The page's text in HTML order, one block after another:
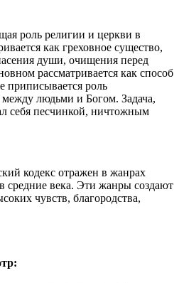
роль религии и церкви в
как греховное существо,
души, очищения перед
рассматривается как способ
приписывается роль
людьми и Богом. Задача,
себя песчинкой, ничтожным
кодекс отражен в жанрах
средние века. Эти жанры создают
чувств, благородства,